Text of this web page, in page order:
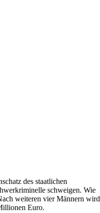
des staatlichen
schweigen. Wie
weiteren vier Männern wird
Euro.